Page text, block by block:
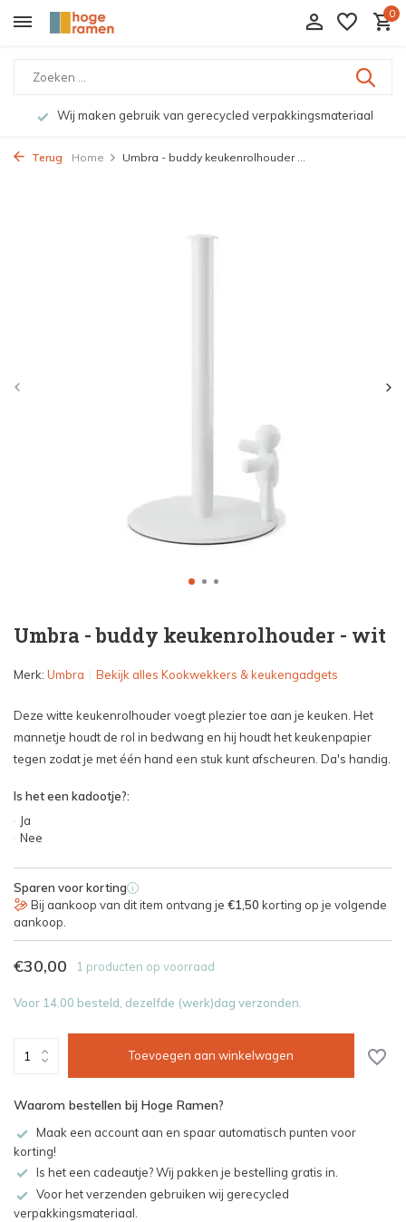
0
Wij maken gebruik van gerecycled verpakkingsmateriaal
Terug Home Umbra - buddy keukenrolhouder ...
Umbra - buddy keukenrolhouder - wit
Merk: Umbra Bekijk alles Kookwekkers & keukengadgets
Deze witte keukenrolhouder voegt plezier toe aan je keuken. Het
mannetje houdt de rol in bedwang en hij houdt het keukenpapier
tegen zodat je met één hand een stuk kunt afscheuren. Da's handig.
Is het een kadootje?:
Ja
Nee
Sparen voor korting i
Bij aankoop van dit item ontvang je €1,50 korting op je volgende
aankoop.
€30,00 1 producten op voorraad
Voor 14.00 besteld, dezelfde (werk)dag verzonden.
Toevoegen aan winkelwagen
Waarom bestellen bij Hoge Ramen?
Maak een account aan en spaar automatisch punten voor
korting!
Is het een cadeautje? Wij pakken je bestelling gratis in.
Voor het verzenden gebruiken wij gerecycled
verpakkingsmateriaal.